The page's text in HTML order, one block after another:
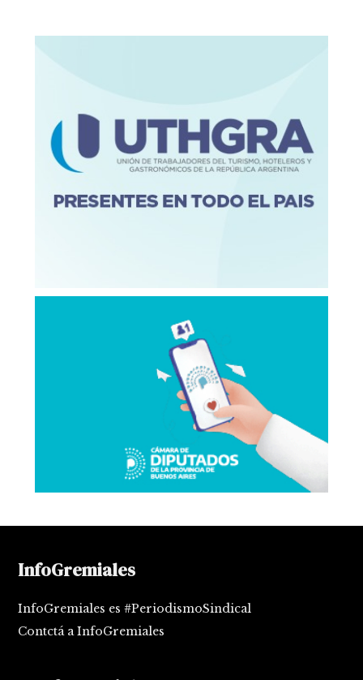
InfoGremiales
InfoGremiales es #PeriodismoSindical
Contctá a InfoGremiales